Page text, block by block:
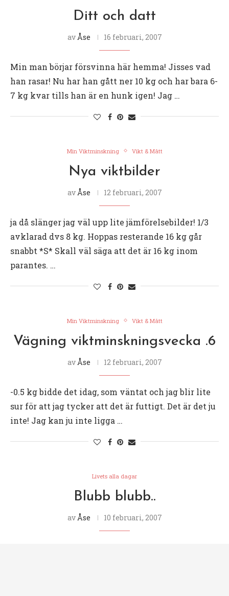
Ditt och datt
av Åse 16 februari, 2007
Min man börjar försvinna här hemma! Jisses vad
han rasar! Nu har han gått ner 10 kg och har bara 6-
7 kg kvar tills han är en hunk igen! Jag …
Min Viktminskning Vikt & Mått
Nya viktbilder
av Åse 12 februari, 2007
ja då slänger jag väl upp lite jämförelsebilder! 1/3
avklarad dvs 8 kg. Hoppas resterande 16 kg går
snabbt *S* Skall väl säga att det är 16 kg inom
parantes. …
Min Viktminskning Vikt & Mått
Vägning viktminskningsvecka .6
av Åse 12 februari, 2007
-0.5 kg bidde det idag, som väntat och jag blir lite
sur för att jag tycker att det är futtigt. Det är det ju
inte! Jag kan ju inte ligga …
Livets alla dagar
Blubb blubb..
av Åse 10 februari, 2007